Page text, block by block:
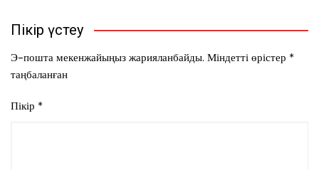
Пікір үстеу
Э-пошта мекенжайыңыз жарияланбайды. Міндетті өрістер *
таңбаланған
Пікір *